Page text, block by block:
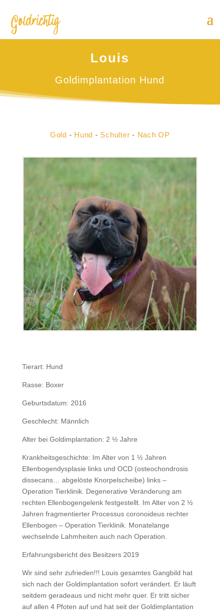
Louis
Goldimplantation Hund
Gold - Hund - Schulter - Nach OP
Tierart: Hund
Rasse: Boxer
Geburtsdatum: 2016
Geschlecht: Männlich
Alter bei Goldimplantation: 2 ½ Jahre
Krankheitsgeschichte: Im Alter von 1 ½ Jahren
Ellenbogendysplasie links und OCD (osteochondrosis
dissecans… abgelöste Knorpelscheibe) links –
Operation Tierklinik. Degenerative Veränderung am
rechten Ellenbogengelenk festgestellt. Im Alter von 2 ½
Jahren fragmentierter Processus coronoideus rechter
Ellenbogen – Operation Tierklinik. Monatelange
wechselnde Lahmheiten auch nach Operation.
Erfahrungsbericht des Besitzers 2019
Wir sind sehr zufrieden!!! Louis gesamtes Gangbild hat
sich nach der Goldimplantation sofort verändert. Er läuft
seitdem geradeaus und nicht mehr quer. Er tritt sicher
auf allen 4 Pfoten auf und hat seit der Goldimplantation